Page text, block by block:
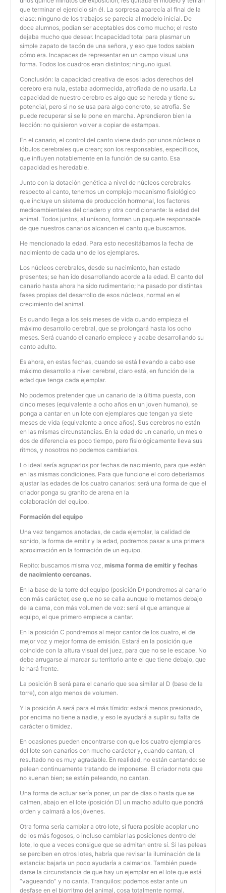
que terminar el ejercicio sin él. La sorpresa aparecía al final de la
clase: ninguno de los trabajos se parecía al modelo inicial. De
doce alumnos, podían ser aceptables dos como mucho; el resto
dejaba mucho que desear. Incapacidad total para plasmar un
simple zapato de tacón de una señora, y eso que todos sabían
cómo era. Incapaces de representar en un campo visual una
forma. Todos los cuadros eran distintos; ninguno igual.
Conclusión: la capacidad creativa de esos lados derechos del
cerebro era nula, estaba adormecida, atrofiada de no usarla. La
capacidad de nuestro cerebro es algo que se hereda y tiene su
potencial, pero si no se usa para algo concreto, se atrofia. Se
puede recuperar si se le pone en marcha. Aprendieron bien la
lección: no quisieron volver a copiar de estampas.
En el canario, el control del canto viene dado por unos núcleos o
lóbulos cerebrales que crean; son los responsables, específicos,
que influyen notablemente en la función de su canto. Esa
capacidad es heredable.
Junto con la dotación genética a nivel de núcleos cerebrales
respecto al canto, tenemos un complejo mecanismo fisiológico
que incluye un sistema de producción hormonal, los factores
medioambientales del criadero y otra condicionante: la edad del
animal. Todos juntos, al unísono, forman un paquete responsable
de que nuestros canarios alcancen el canto que buscamos.
He mencionado la edad. Para esto necesitábamos la fecha de
nacimiento de cada uno de los ejemplares.
Los núcleos cerebrales, desde su nacimiento, han estado
presentes; se han ido desarrollando acorde a la edad. El canto del
canario hasta ahora ha sido rudimentario; ha pasado por distintas
fases propias del desarrollo de esos núcleos, normal en el
crecimiento del animal.
Es cuando llega a los seis meses de vida cuando empieza el
máximo desarrollo cerebral, que se prolongará hasta los ocho
meses. Será cuando el canario empiece y acabe desarrollando su
canto adulto.
Es ahora, en estas fechas, cuando se está llevando a cabo ese
máximo desarrollo a nivel cerebral, claro está, en función de la
edad que tenga cada ejemplar.
No podemos pretender que un canario de la última puesta, con
cinco meses (equivalente a ocho años en un joven humano), se
ponga a cantar en un lote con ejemplares que tengan ya siete
meses de vida (equivalente a once años). Sus cerebros no están
en las mismas circunstancias. En la edad de un canario, un mes o
dos de diferencia es poco tiempo, pero fisiológicamente lleva sus
ritmos, y nosotros no podemos cambiarlos.
Lo ideal sería agruparlos por fechas de nacimiento, para que estén
en las mismas condiciones. Para que funcione el coro deberíamos
ajustar las edades de los cuatro canarios: será una forma de que el
criador ponga su granito de arena en la
colaboración del equipo.
Formación del equipo
Una vez tengamos anotadas, de cada ejemplar, la calidad de
sonido, la forma de emitir y la edad, podremos pasar a una primera
aproximación en la formación de un equipo.
Repito: buscamos misma voz, misma forma de emitir y fechas
de nacimiento cercanas.
En la base de la torre del equipo (posición D) pondremos al canario
con más carácter, ese que no se calla aunque lo metamos debajo
de la cama, con más volumen de voz: será el que arranque al
equipo, el que primero empiece a cantar.
En la posición C pondremos al mejor cantor de los cuatro, el de
mejor voz y mejor forma de emisión. Estará en la posición que
coincide con la altura visual del juez, para que no se le escape. No
debe arrugarse al marcar su territorio ante el que tiene debajo, que
le hará frente.
La posición B será para el canario que sea similar al D (base de la
torre), con algo menos de volumen.
Y la posición A será para el más tímido: estará menos presionado,
por encima no tiene a nadie, y eso le ayudará a suplir su falta de
carácter o timidez.
En ocasiones pueden encontrarse con que los cuatro ejemplares
del lote son canarios con mucho carácter y, cuando cantan, el
resultado no es muy agradable. En realidad, no están cantando: se
pelean continuamente tratando de imponerse. El criador nota que
no suenan bien; se están peleando, no cantan.
Una forma de actuar sería poner, un par de días o hasta que se
calmen, abajo en el lote (posición D) un macho adulto que pondrá
orden y calmará a los jóvenes.
Otra forma sería cambiar a otro lote, si fuera posible acoplar uno
de los más fogosos, o incluso cambiar las posiciones dentro del
lote, lo que a veces consigue que se admitan entre sí. Si las peleas
se perciben en otros lotes, habría que revisar la iluminación de la
estancia: bajarla un poco ayudaría a calmarlos. También puede
darse la circunstancia de que hay un ejemplar en el lote que está
“vagueando” y no canta. Tranquilos: podemos estar ante un
desfase en el biorritmo del animal, cosa totalmente normal.